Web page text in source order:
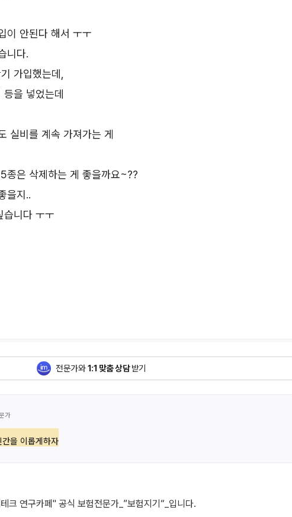
이 안된다 해서 ㅜㅜ
니다.
가입했는데,
을 넣었는데
실비를 계속 가져가는 게
종은 삭제하는 게 좋을까요~??
을지..
습니다 ㅜㅜ
전문가와1:1 맞춤 상담받기
가
간을 이롭게하자
크 연구카페" 공식 보험전문가_”보험지기“_입니다.